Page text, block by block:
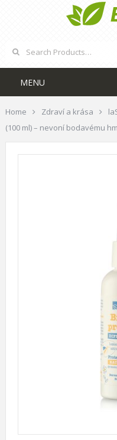
MENU
Home Zdraví a krása
(100 ml) – nevoní bodavému